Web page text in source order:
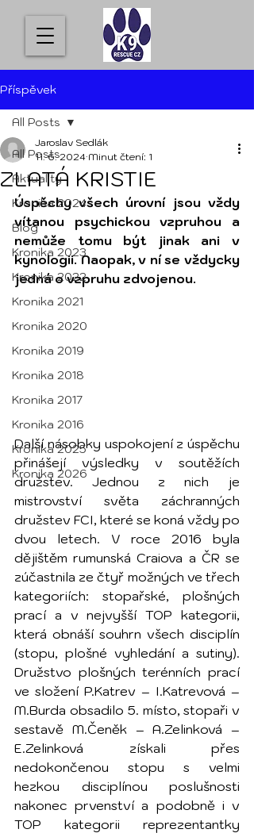
Příspěvek
All Posts
Aktuality
Kronika 2024
Blog
Kronika 2023
Kronika 2022
Kronika 2021
Kronika 2020
Kronika 2019
Kronika 2018
Kronika 2017
Kronika 2016
Kronika 2025
Kronika 2026
All Posts
ZLATÁ KRISTIE
Jaroslav Sedlák
11. 6. 2024 Minut čtení: 1
Úspěchy všech úrovní jsou vždy
vítanou psychickou vzpruhou a
nemůže tomu být jinak ani v
kynologii. Naopak, v ní se vždycky
jedná o vzpruhu zdvojenou.
Další násobky uspokojení z úspěchu
přinášejí výsledky v soutěžích
družstev. Jednou z nich je
mistrovství světa záchranných
družstev FCI, které se koná vždy po
dvou letech. V roce 2016 byla
dějištěm rumunská Craiova a ČR se
zúčastnila ze čtyř možných ve třech
kategoriích: stopařské, plošných
prací a v nejvyšší TOP kategorii,
která obnáší souhrn všech disciplín
(stopu, plošné vyhledání a sutiny).
Družstvo plošných terénních prací
ve složení P.Katrev – I.Katrevová –
M.Burda obsadilo 5. místo, stopaři v
sestavě M.Čeněk – A.Zelinková –
E.Zelinková získali přes
nedokončenou stopu s velmi
hezkou disciplínou poslušnosti
nakonec prvenství a podobně i v
TOP kategorii reprezentantky